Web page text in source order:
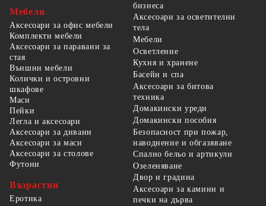
Мебели
Аксесоари за офис мебели
Комплекти мебели
Аксесоари за паравани за
стая
Външни мебели
Колички и островни
шкафове
Маси
Пейки
Легла и аксесоари
Аксесоари за дивани
Аксесоари за маси
Аксесоари за столове
Футони
Възрастни
Еротика
бизнеса
Аксесоари за осветителни
тела
Мебели
Осветление
Кухня и хранене
Басейн и спа
Аксесоари за битова
техника
Домакински уреди
Домакински пособия
Безопасност при пожар,
наводнение и обгазяване
Спално бельо и артикули
Озеленяване
Двор и градина
Аксесоари за камини и
печки на дърва